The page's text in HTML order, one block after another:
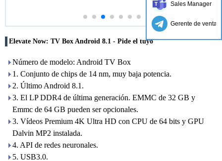
Elevate Now: TV Box Android 8.1 - Pide el tuyo
Número de modelo: Android TV Box
1. Conjunto de chips de 14 nm, muy baja potencia.
2. Último Android 8.1.
3. El LP DDR4 de última generación. EMMC de 32 GB y
Emmc de 64 GB pueden ser opcionales.
3. Vídeos Premium 4K Ultra HD con CPU de 64 bits y GPU
Dalvin MP2 instalada.
4. API de redes neuronales.
5. USB3.0.
Sales Manager
Gerente de ventas